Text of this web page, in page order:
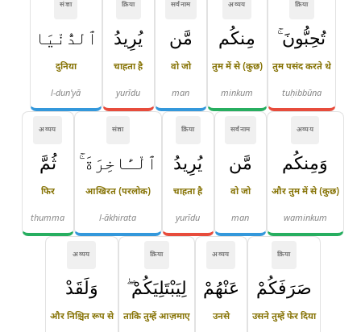
क्रिया
تُحِبُّونَ ۚ
तुम पसंद करते थे
tuḥibbūna
अव्यय
مِنكُم
तुम में से (कुछ)
minkum
सर्वनाम
مَّن
वो जो
man
क्रिया
يُرِيدُ
चाहता है
yurīdu
संज्ञा
ٱلدُّنْيَا
दुनिया
l-dun'yā
अव्यय
وَمِنكُم
और तुम में से (कुछ)
waminkum
सर्वनाम
مَّن
वो जो
man
क्रिया
يُرِيدُ
चाहता है
yurīdu
संज्ञा
ٱلْـَٔاخِرَةَ ۚ
आखिरत (परलोक)
l-ākhirata
अव्यय
ثُمَّ
फिर
thumma
क्रिया
صَرَفَكُمْ
उसने तुम्हें फेर दिया
अव्यय
عَنْهُمْ
उनसे
क्रिया
لِيَبْتَلِيَكُمْ ۖ
ताकि तुम्हें आज़माए
अव्यय
وَلَقَدْ
और निश्चित रूप से